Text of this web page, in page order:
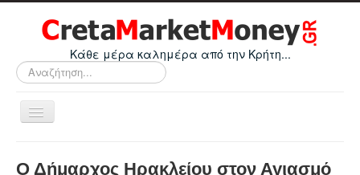
Κάθε μέρα καλημέρα από την Κρήτη...
Αναζήτηση...
Εναλλαγή
πλοήγησης
Ο Δήμαρχος Ηρακλείου στον Αγιασμό